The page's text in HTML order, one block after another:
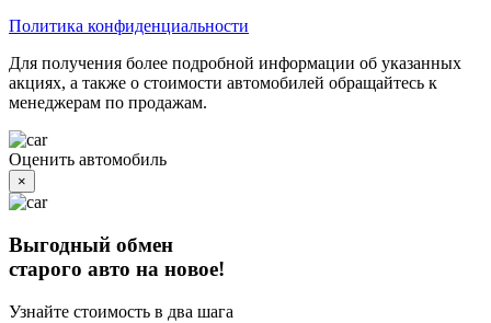
Политика конфиденциальности
Для получения более подробной информации об указанных
акциях, а также о стоимости автомобилей обращайтесь к
менеджерам по продажам.
Оценить автомобиль
×
Выгодный обмен
старого авто на новое!
Узнайте стоимость в два шага